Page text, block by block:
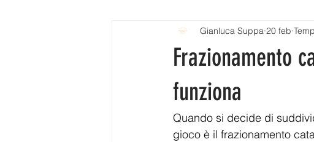
Frazionamento
funziona
Gianluca Suppa 20 feb
Quando si decide di
gioco è il frazionamento